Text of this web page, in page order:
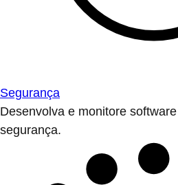
Segurança
Desenvolva e monitore
segurança.